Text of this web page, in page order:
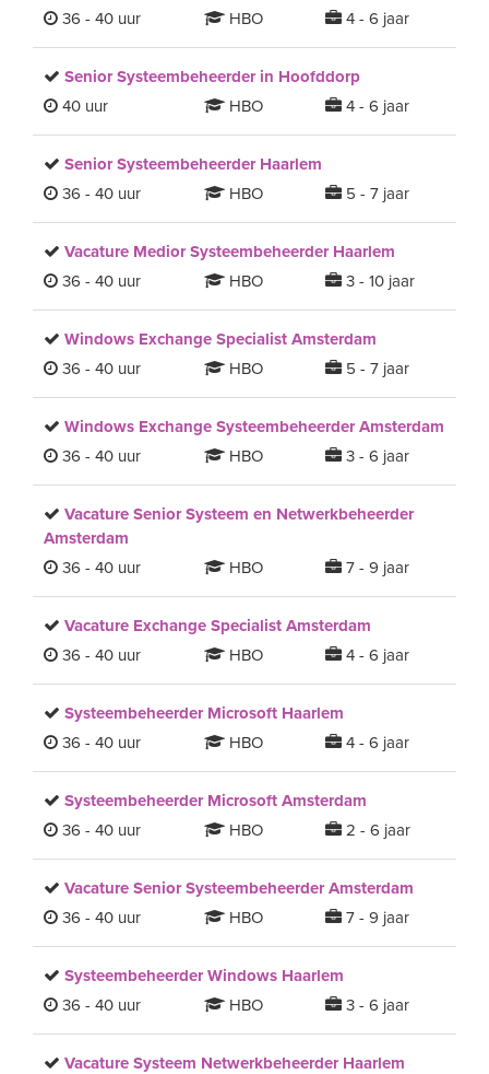
36 - 40 uur
HBO 4 - 6 jaar
Senior Systeembeheerder in Hoofddorp
40 uur
HBO 4 - 6 jaar
Senior Systeembeheerder Haarlem
36 - 40 uur
HBO 5 - 7 jaar
Vacature Medior Systeembeheerder Haarlem
36 - 40 uur
HBO 3 - 10 jaar
Windows Exchange Specialist Amsterdam
36 - 40 uur
HBO 5 - 7 jaar
Windows Exchange Systeembeheerder Amsterdam
36 - 40 uur
HBO 3 - 6 jaar
Vacature Senior Systeem en Netwerkbeheerder
Amsterdam
36 - 40 uur
HBO 7 - 9 jaar
Vacature Exchange Specialist Amsterdam
36 - 40 uur
HBO 4 - 6 jaar
Systeembeheerder Microsoft Haarlem
36 - 40 uur
HBO 4 - 6 jaar
Systeembeheerder Microsoft Amsterdam
36 - 40 uur
HBO 2 - 6 jaar
Vacature Senior Systeembeheerder Amsterdam
36 - 40 uur
HBO 7 - 9 jaar
Systeembeheerder Windows Haarlem
36 - 40 uur
HBO 3 - 6 jaar
Vacature Systeem Netwerkbeheerder Haarlem